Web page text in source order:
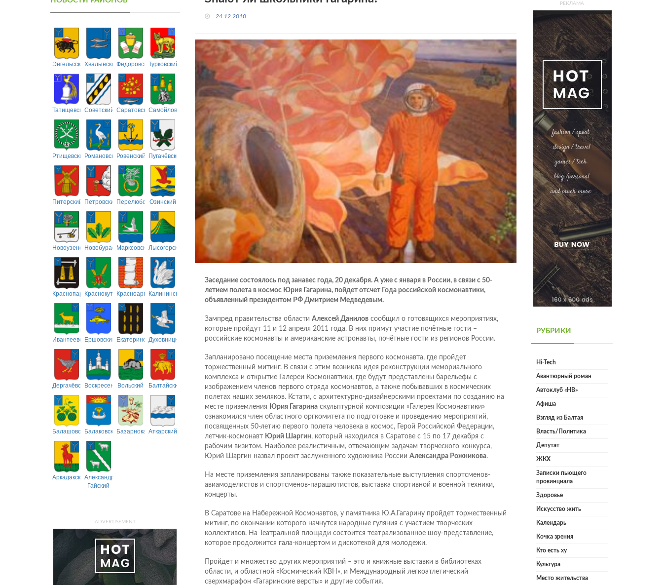
ЭнгельсскийХвалынскийФёдоровскийТурковский
ТатищевскийСоветский СаратовскийСамойловский
РтищевскийРомановскийРовенский Пугачёвский
Питерский ПетровскийПерелюбскийОзинский
НовоузенскийНовобурасскийМарксовскийЛысогорский
Краснопартизанский
КраснокутскийКрасноармейский
Калининский
ИвантеевскийЕршовский ЕкатериновскийДуховницкий
ДергачёвскийВоскресенскийВольский Балтайский
БалашовскийБалаковскийБазарнокарабулакский
Аткарский
АркадакскийАлександрово-
Гайский
ADVERTISEMENT
24.12.2010
Заседание состоялось под занавес года, 20 декабря. А уже с января в России, в связи с 50-
летием полета в космос Юрия Гагарина, пойдет отсчет Года российской космонавтики,
объявленный президентом РФ Дмитрием Медведевым.
Зампред правительства области Алексей Даниловсообщил о готовящихся мероприятиях,
которые пройдут 11 и 12 апреля 2011 года. В них примут участие почётные гости –
российские космонавты и американские астронавты, почётные гости из регионов России.
Запланировано посещение места приземления первого космонавта, где пройдет
торжественный митинг. В связи с этим возникла идея реконструкции мемориального
комплекса и открытие Галереи Космонавтики, где будут представлены барельефы с
изображением членов первого отряда космонавтов, а также побывавших в космических
полетах наших земляков. Кстати, с архитектурно-дизайнерскими проектами по созданию на
месте приземления Юрия Гагаринаскульптурной композиции «Галерея Космонавтики»
ознакомился член областного оргкомитета по подготовке и проведению мероприятий,
посвященных 50-летию первого полета человека в космос, Герой Российской Федерации,
летчик-космонавт Юрий Шаргин, который находился в Саратове с 15 по 17 декабря с
рабочим визитом. Наиболее реалистичным, отвечающим задачам творческого конкурса,
Юрий Шаргин назвал проект заслуженного художника России Александра Рожникова.
На месте приземления запланированы также показательные выступления спортсменов-
авиамоделистов и спортсменов-парашютистов, выставка спортивной и военной техники,
концерты.
В Саратове на Набережной Космонавтов, у памятника Ю.А.Гагарину пройдет торжественный
митинг, по окончании которого начнутся народные гуляния с участием творческих
коллективов. На Театральной площади состоится театрализованное шоу-представление,
которое продолжится гала-концертом и дискотекой для молодежи.
Пройдет и множество других мероприятий – это и книжные выставки в библиотеках
области, и областной «Космический КВН», и Международный легкоатлетический
сверхмарафон «Гагаринские версты» и другие события.
РЕКЛАМА
РУБРИКИ
Hi-Tech
Авантюрный роман
Автоклуб «НВ»
Афиша
Взгляд из Балтая
Власть/Политика
Депутат
ЖКХ
Записки пьющего
провинциала
Здоровье
Искусство жить
Календарь
Кочка зрения
Кто есть ху
Культура
Место жительства